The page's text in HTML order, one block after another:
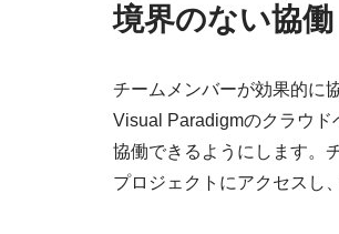
境界のない協働
チームメンバーが効果的に
Visual Paradigmのクラウド
協働できるようにします。
プロジェクトにアクセスし